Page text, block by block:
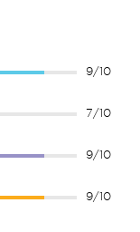
9/10
7/10
9/10
9/10